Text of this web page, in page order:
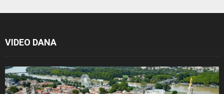
VIDEO DANA